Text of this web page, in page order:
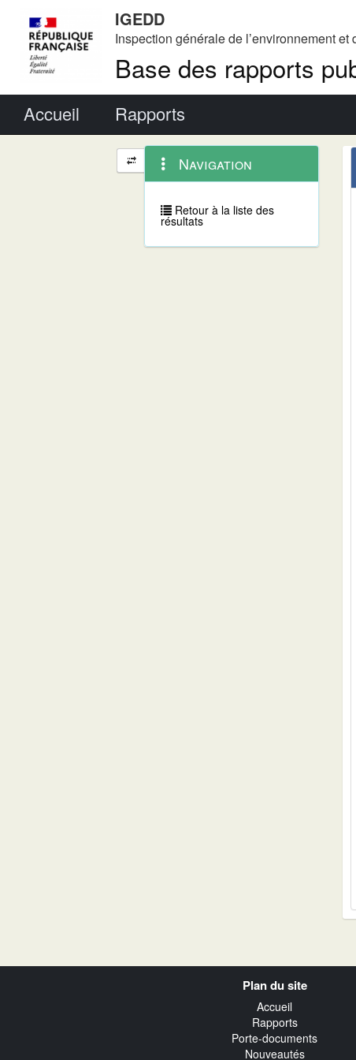
IGEDD
Inspection générale de l’environnement
Base des rapports
Accueil Rapports
Navigation
et
outils
annexes
contextuel
Navigation
Retour à la liste des
résultats
Plan du site
Accueil
Rapports
Porte-documents
Nouveautés